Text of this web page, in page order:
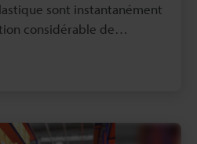
sont instantanément
considérable de